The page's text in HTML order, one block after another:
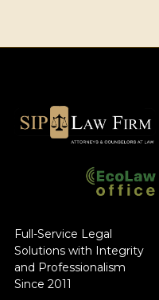
Full-Service Legal
Solutions with Integrity
and Professionalism
Since 2011